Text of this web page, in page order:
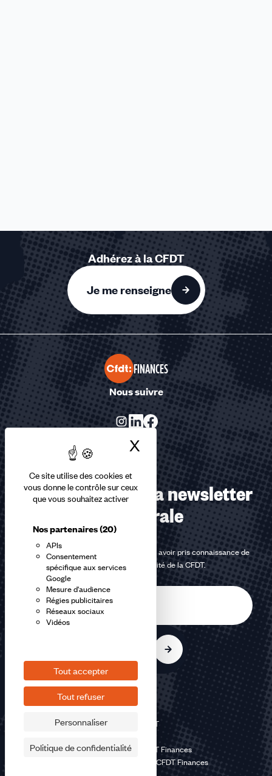
Ce site utilise des cookies et
vous donne le contrôle sur ceux
que vous souhaitez activer
Nos partenaires(20)
APIs
Consentement
spécifique aux services
Google
Mesure d'audience
Régies publicitaires
Réseaux sociaux
Vidéos
Tout accepter
Tout refuser
Personnaliser
Politique de confidentialité
X Masquer le
Adhérez à la CFDT
Je me renseigne
FINANCES
Nous suivre
Abonnez-vous à la newsletter
confédérale
En m'inscrivant à la newsletter, j'affirme avoir pris connaissance de
lapolitique de confidentialité de la CFDT.
©2026 CFDT
Mentions légales CFDT Finances
Politique de confidentialité CFDT Finances